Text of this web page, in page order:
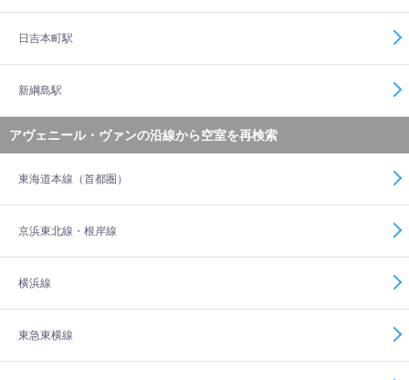
日吉本町駅
新綱島駅
アヴェニール・ヴァンの沿線から空室を再検索
東海道本線（首都圏）
京浜東北線・根岸線
横浜線
東急東横線